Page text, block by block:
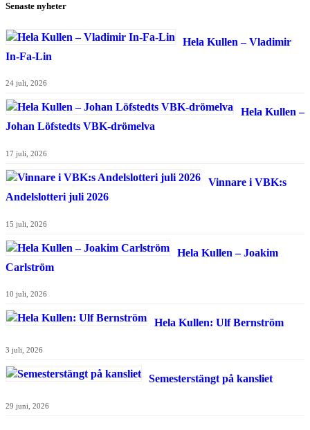
Senaste nyheter
Hela Kullen – Vladimir
In-Fa-Lin
24 juli, 2026
Hela Kullen –
Johan Löfstedts VBK-drömelva
17 juli, 2026
Vinnare i VBK:s
Andelslotteri juli 2026
15 juli, 2026
Hela Kullen – Joakim
Carlström
10 juli, 2026
Hela Kullen: Ulf Bernström
3 juli, 2026
Semesterstängt på kansliet
29 juni, 2026